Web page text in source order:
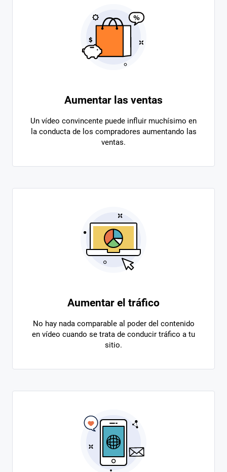
Aumentar las ventas
Un vídeo convincente puede influir muchísimo en
la conducta de los compradores aumentando las
ventas.
Aumentar el tráfico
No hay nada comparable al poder del contenido
en vídeo cuando se trata de conducir tráfico a tu
sitio.